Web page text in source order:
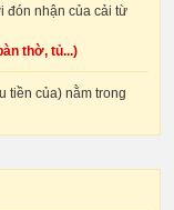
đón nhận của cải từ
thờ, tủ...)
tiền của) nằm trong